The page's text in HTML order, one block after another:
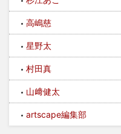
高嶋慈
星野太
村田真
山﨑健太
artscape編集部